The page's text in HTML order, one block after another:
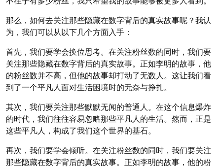
那么，如何去关注那些隐藏在数字背后的真实故事呢？我认
为，我们可以从以下几个方面入手：
首先，我们要学会换位思考。在关注粉丝数的同时，我们要
关注那些隐藏在数字背后的真实故事。正如李明的故事，他
的粉丝数并不高，但他的故事却打动了无数人。这让我们看
到了一个平凡人面对生活困境时的无奈与挣扎。
其次，我们要关注那些默默无闻的普通人。在这个信息爆炸
的时代，我们往往容易忽略那些平凡人的生活。然而，正是
这些平凡人，构成了我们这个世界的基石。
再次，我们要学会倾听。在关注粉丝数的同时，我们要关注
那些隐藏在数字背后的真实故事。正如李明的故事，他的粉